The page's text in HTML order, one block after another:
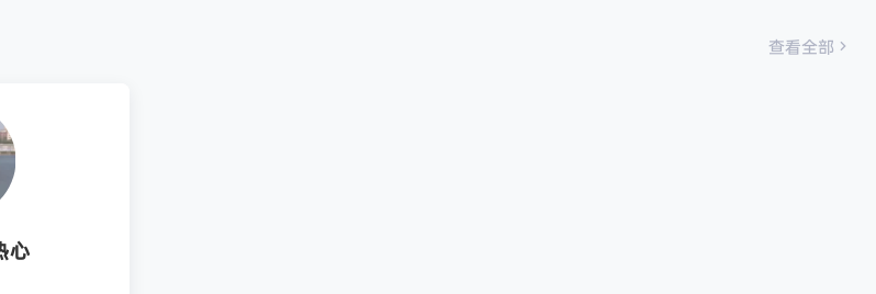
查看全部
心